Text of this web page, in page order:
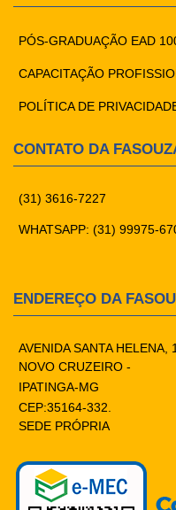
PÓS-GRADUAÇÃO EAD
CAPACITAÇÃO
POLÍTICA DE
CONTATO DA
(31) 3616-7227
WHATSAPP: (31) 99975-
ENDEREÇO DA
AVENIDA SANTA HELENA,
NOVO CRUZEIRO -
IPATINGA-MG
CEP:35164-332.
SEDE PRÓPRIA